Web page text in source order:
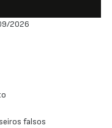
2026
falsos